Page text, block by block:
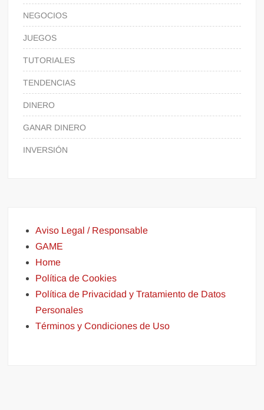
NEGOCIOS
JUEGOS
TUTORIALES
TENDENCIAS
DINERO
GANAR DINERO
INVERSIÓN
Aviso Legal / Responsable
GAME
Home
Política de Cookies
Política de Privacidad y Tratamiento de Datos
Personales
Términos y Condiciones de Uso